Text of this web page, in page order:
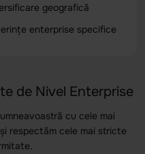
geografică
enterprise specifice
de Nivel Enterprise
cu cele mai
respectăm cele mai stricte